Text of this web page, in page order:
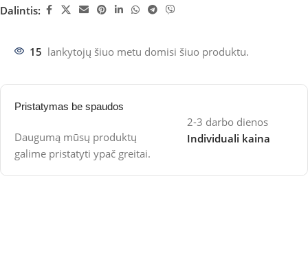
Dalintis:
15 lankytojų šiuo metu domisi šiuo produktu.
Pristatymas be spaudos
Daugumą mūsų produktų
galime pristatyti ypač greitai.
2-3 darbo dienos
Individuali kaina